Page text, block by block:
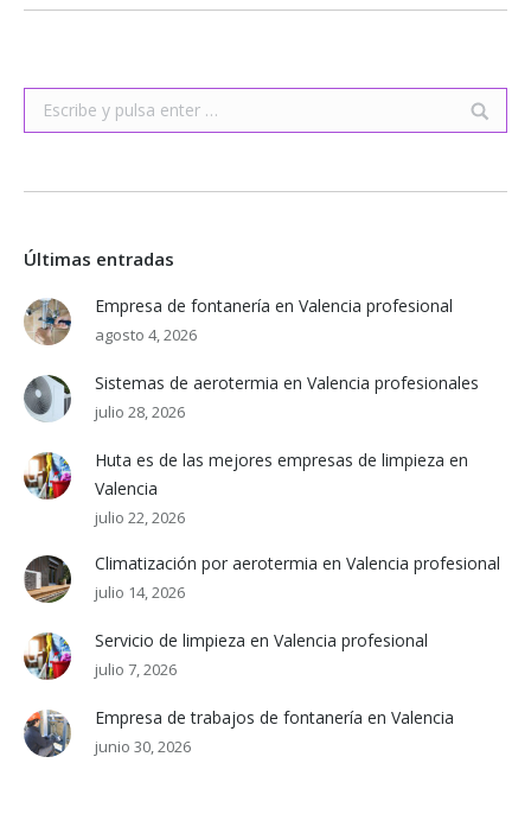
Buscar:
Últimas entradas
Empresa de fontanería en Valencia profesional
agosto 4, 2026
Sistemas de aerotermia en Valencia profesionales
julio 28, 2026
Huta es de las mejores empresas de limpieza en
Valencia
julio 22, 2026
Climatización por aerotermia en Valencia profesional
julio 14, 2026
Servicio de limpieza en Valencia profesional
julio 7, 2026
Empresa de trabajos de fontanería en Valencia
junio 30, 2026